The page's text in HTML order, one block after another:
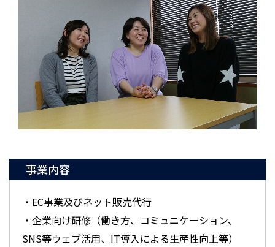
事業内容
・EC事業及びネット販売代行
・企業向け研修（働き方、コミュニケーション、
SNS等ウェブ活用、IT導入による生産性向上等）